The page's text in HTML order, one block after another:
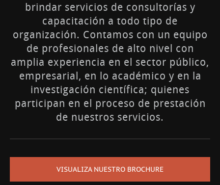
brindar servicios de consultorías y
capacitación a todo tipo de
organización. Contamos con un equipo
de profesionales de alto nivel con
amplia experiencia en el sector público,
empresarial, en lo académico y en la
investigación científica; quienes
participan en el proceso de prestación
de nuestros servicios.
VISUALIZA NUESTRO BROCHURE